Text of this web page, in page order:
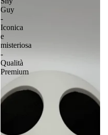
Guy
-
Iconica
e
misteriosa
-
Qualità
Premium